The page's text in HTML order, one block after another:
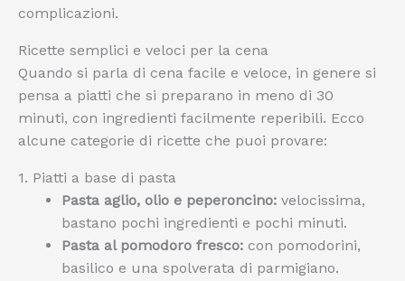
complicazioni.
Ricette semplici e veloci per la cena
Quando si parla di cena facile e veloce, in genere si
pensa a piatti che si preparano in meno di 30
minuti, con ingredienti facilmente reperibili. Ecco
alcune categorie di ricette che puoi provare:
1. Piatti a base di pasta
Pasta aglio, olio e peperoncino: velocissima,
bastano pochi ingredienti e pochi minuti.
Pasta al pomodoro fresco: con pomodorini,
basilico e una spolverata di parmigiano.